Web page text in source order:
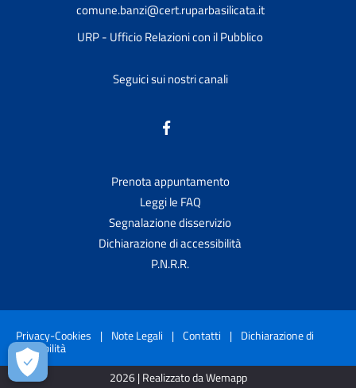
comune.banzi@cert.ruparbasilicata.it
URP - Ufficio Relazioni con il Pubblico
Seguici sui nostri canali
Prenota appuntamento
Leggi le FAQ
Segnalazione disservizio
Dichiarazione di accessibilità
P.N.R.R.
Privacy-Cookies | Note Legali | Contatti | Dichiarazione di
accessibilità
2026 | Realizzato da Wemapp